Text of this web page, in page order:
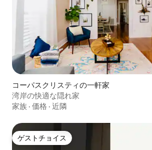
コーパスクリスティの一軒家
湾岸の快適な隠れ家
家族 · 価格 · 近隣
ゲストチョイス
ゲストチョイス